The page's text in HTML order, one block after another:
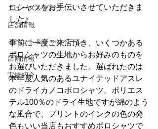
ニュース＆ブログ
店舗情報
イベント＆キャンペーン
店舗情報
実績紹介
ロシャツをお手伝いさせていただきま
した♪
事前に一度ご来店頂き、いくつかある
ポロシャツの生地からお好みのものを
お選びいただきました。選ばれたのは
本年度人気のあるユナイテッドアスレ
のドライカノコポロシャツ。ポリエス
テル100％のドライ生地ですが綿のよう
な風合で、プリントのインクの色の発
色もいい当店もおすすめポロシャツで